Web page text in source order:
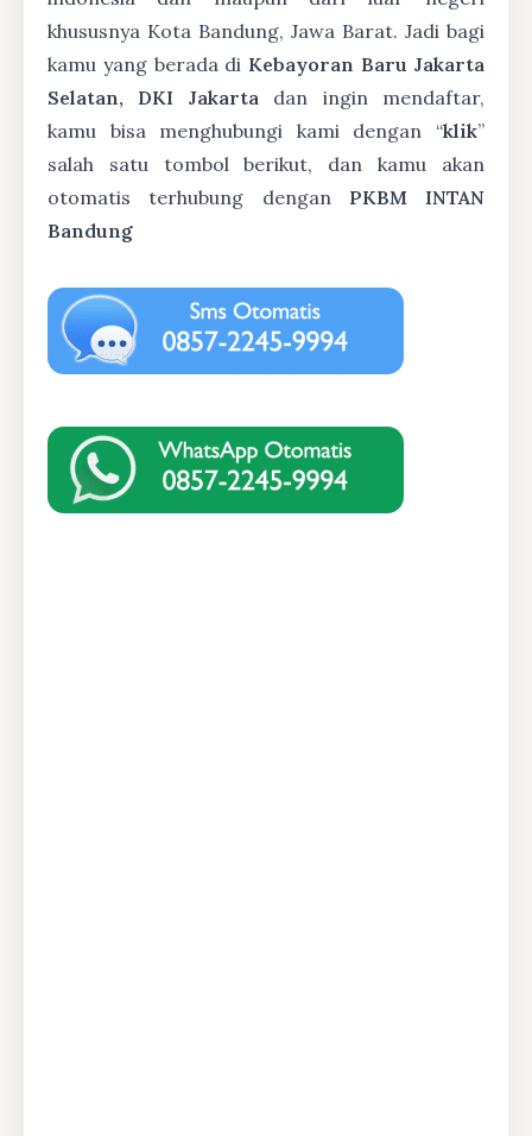
khususnya Kota Bandung, Jawa Barat. Jadi bagi
kamu yang berada di Kebayoran Baru Jakarta
Selatan, DKI Jakarta dan ingin mendaftar,
kamu bisa menghubungi kami dengan “klik”
salah satu tombol berikut, dan kamu akan
otomatis terhubung dengan PKBM INTAN
Bandung